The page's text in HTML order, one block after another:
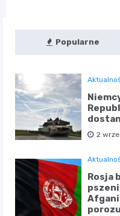
Popularne
2
Rosja